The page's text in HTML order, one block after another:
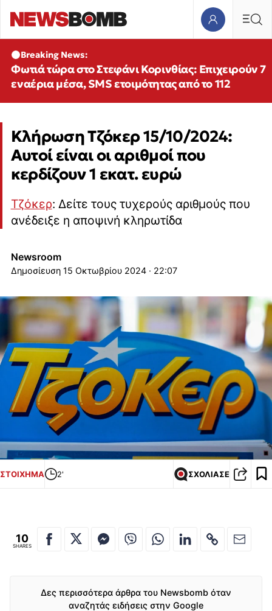
Breaking News:
Φωτιά τώρα στο Στεφάνι Κορινθίας: Επιχειρούν 7
εναέρια μέσα, SMS ετοιμότητας από το 112
Κλήρωση Τζόκερ 15/10/2024:
Αυτοί είναι οι αριθμοί που
κερδίζουν 1 εκατ. ευρώ
Τζόκερ: Δείτε τους τυχερούς αριθμούς που
ανέδειξε η αποψινή κληρωτίδα
Newsroom
15 Οκτωβρίου 2024 · 22:07
ΣΤΟΙΧΗΜΑ 2' ΣΧΟΛΙΑΣΕ
10
SHARES
Δες περισσότερα άρθρα του Newsbomb όταν
αναζητάς ειδήσεις στην Google